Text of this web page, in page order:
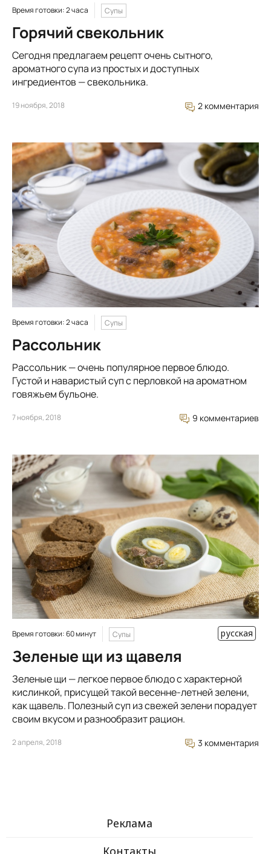
Время готовки: 2 часа Супы
Горячий свекольник
Сегодня предлагаем рецепт очень сытного,
ароматного супа из простых и доступных
ингредиентов — свекольника.
19 ноября, 2018 2 комментария
Время готовки: 2 часа Супы
Рассольник
Рассольник — очень популярное первое блюдо.
Густой и наваристый суп с перловкой на ароматном
говяжьем бульоне.
7 ноября, 2018 9 комментариев
Время готовки: 60 минут Супы русская
Зеленые щи из щавеля
Зеленые щи — легкое первое блюдо с характерной
кислинкой, присущей такой весенне-летней зелени,
как щавель. Полезный суп из свежей зелени порадует
своим вкусом и разнообразит рацион.
2 апреля, 2018 3 комментария
Реклама
Контакты